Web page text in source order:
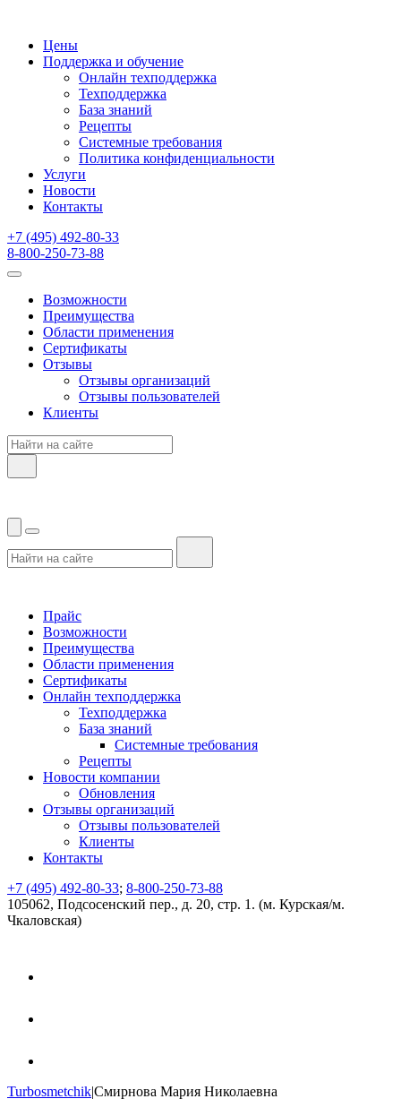
Цены
Поддержка и обучение
Онлайн техподдержка
Техподдержка
База знаний
Рецепты
Системные требования
Политика конфиденциальности
Услуги
Новости
Контакты
+7 (495) 492-80-33
8-800-250-73-88
Возможности
Преимущества
Области применения
Сертификаты
Отзывы
Отзывы организаций
Отзывы пользователей
Клиенты
Прайс
Возможности
Преимущества
Области применения
Сертификаты
Онлайн техподдержка
Техподдержка
База знаний
Системные требования
Рецепты
Новости компании
Обновления
Отзывы организаций
Отзывы пользователей
Клиенты
Контакты
+7 (495) 492-80-33; 8-800-250-73-88
105062, Подсосенский пер., д. 20, стр. 1. (м. Курская/м.
Чкаловская)
Turbosmetchik|Смирнова Мария Николаевна